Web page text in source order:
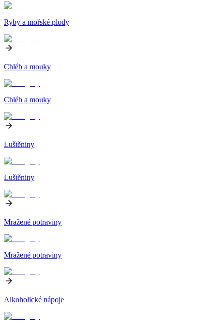
Ryby a mořské plody
Chléb a mouky
Chléb a mouky
Luštěniny
Luštěniny
Mražené potraviny
Mražené potraviny
Alkoholické nápoje